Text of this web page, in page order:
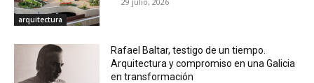
arquitectura
Rafael Baltar, testigo de un tiempo.
Arquitectura y compromiso en una Galicia
en transformación